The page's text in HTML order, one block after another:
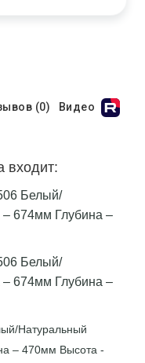
(0) Видео
входит:
Белый/
674мм Глубина –
Белый/
674мм Глубина –
Натуральный
– 470мм Высота -